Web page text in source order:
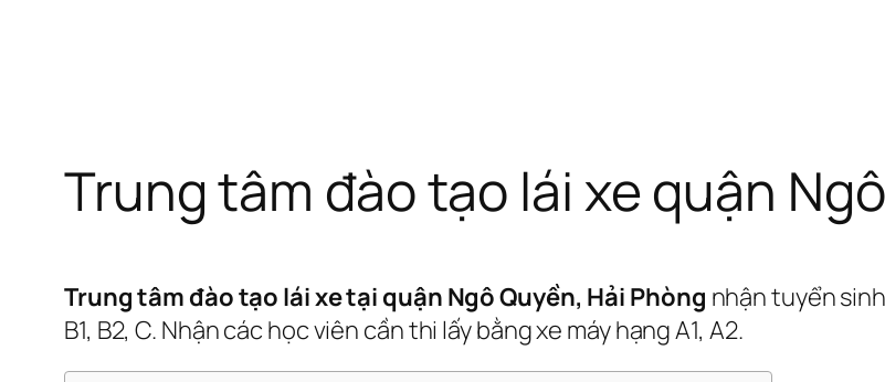
Trung tâm đào tạo lái xe quận
Trung tâm đào tạo lái xe tại quận Ngô Quyền, Hải Phòng nhận tuyển
B1, B2, C. Nhận các học viên cần thi lấy bằng xe máy hạng A1, A2.